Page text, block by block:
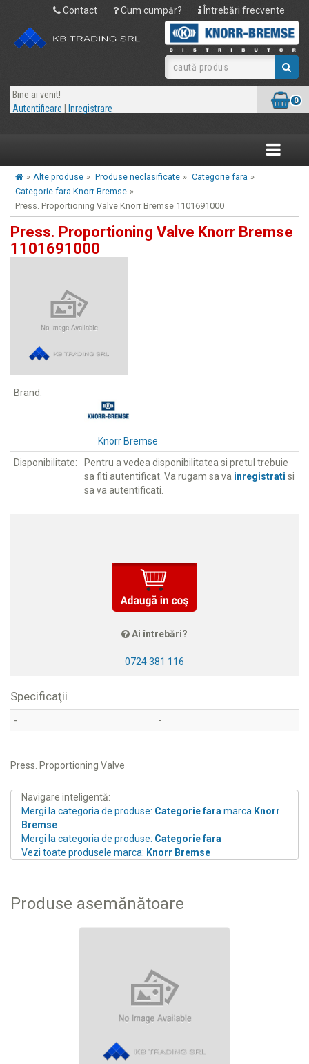
Contact Cum cumpăr? Întrebări frecvente
Bine ai venit!
Autentificare
Inregistrare
0
Toggle
» Alte produse » Produse neclasificate » Categorie fara »
Categorie fara Knorr Bremse »
Press. Proportioning Valve Knorr Bremse 1101691000
Press. Proportioning Valve Knorr Bremse
1101691000
Brand:
Knorr Bremse
Disponibilitate:
Pentru a vedea disponibilitatea si pretul trebuie
sa fiti autentificat. Va rugam sa va inregistrati si
sa va autentificati.
Ai întrebări?
0724 381 116
Specificaţii
- -
Press. Proportioning Valve
Navigare inteligentă:
Mergi la categoria de produse: Categorie fara marca Knorr
Bremse
Mergi la categoria de produse: Categorie fara
Vezi toate produsele marca: Knorr Bremse
Produse asemănătoare